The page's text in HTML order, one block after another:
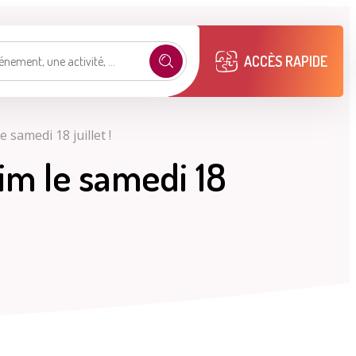
ACCÈS RAPIDE
mon profil
samedi 18 juillet !
le samedi 18